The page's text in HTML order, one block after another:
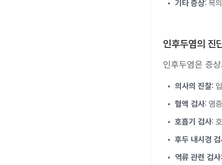
기타 증상: 목
인후두염의 진
인후두염은 증
의사의 진찰:
혈액 검사: 염
호흡기 검사:
후두 내시경
역류 관련 검사